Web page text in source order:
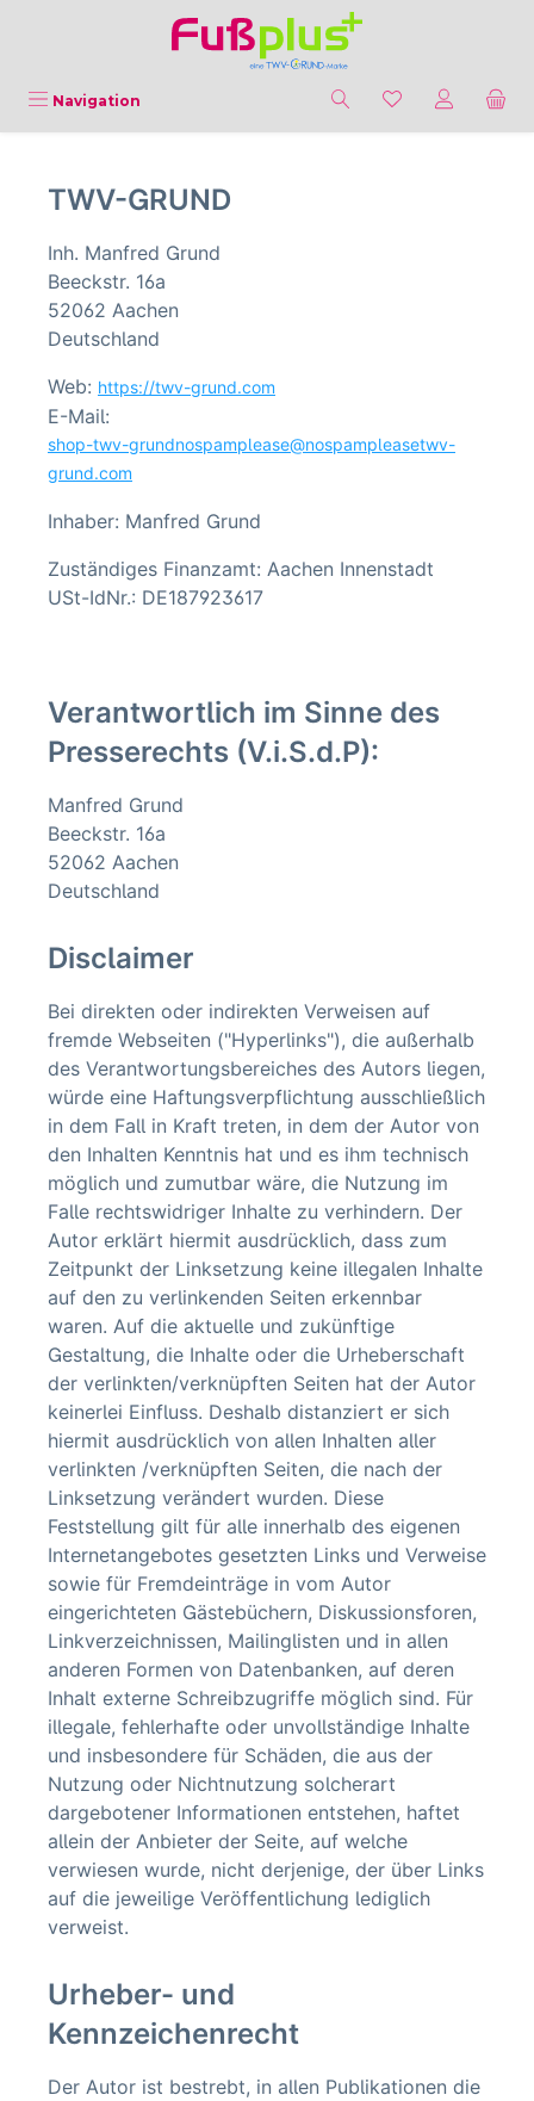
Zum Hauptinhalt springen
Navigation Du hast 0
TWV-GRUND
Inh. Manfred Grund
Beeckstr. 16a
52062 Aachen
Deutschland
Web: https://twv-grund.com
E-Mail:
shop-twv-grundnospamplease@nospampleasetwv-
grund.com
Inhaber: Manfred Grund
Zuständiges Finanzamt: Aachen Innenstadt
USt-IdNr.: DE187923617
Verantwortlich im Sinne des
Presserechts (V.i.S.d.P):
Manfred Grund
Beeckstr. 16a
52062 Aachen
Deutschland
Disclaimer
Bei direkten oder indirekten Verweisen auf
fremde Webseiten ("Hyperlinks"), die außerhalb
des Verantwortungsbereiches des Autors liegen,
würde eine Haftungsverpflichtung ausschließlich
in dem Fall in Kraft treten, in dem der Autor von
den Inhalten Kenntnis hat und es ihm technisch
möglich und zumutbar wäre, die Nutzung im
Falle rechtswidriger Inhalte zu verhindern. Der
Autor erklärt hiermit ausdrücklich, dass zum
Zeitpunkt der Linksetzung keine illegalen Inhalte
auf den zu verlinkenden Seiten erkennbar
waren. Auf die aktuelle und zukünftige
Gestaltung, die Inhalte oder die Urheberschaft
der verlinkten/verknüpften Seiten hat der Autor
keinerlei Einfluss. Deshalb distanziert er sich
hiermit ausdrücklich von allen Inhalten aller
verlinkten /verknüpften Seiten, die nach der
Linksetzung verändert wurden. Diese
Feststellung gilt für alle innerhalb des eigenen
Internetangebotes gesetzten Links und Verweise
sowie für Fremdeinträge in vom Autor
eingerichteten Gästebüchern, Diskussionsforen,
Linkverzeichnissen, Mailinglisten und in allen
anderen Formen von Datenbanken, auf deren
Inhalt externe Schreibzugriffe möglich sind. Für
illegale, fehlerhafte oder unvollständige Inhalte
und insbesondere für Schäden, die aus der
Nutzung oder Nichtnutzung solcherart
dargebotener Informationen entstehen, haftet
allein der Anbieter der Seite, auf welche
verwiesen wurde, nicht derjenige, der über Links
auf die jeweilige Veröffentlichung lediglich
verweist.
Urheber- und
Kennzeichenrecht
Der Autor ist bestrebt, in allen Publikationen die